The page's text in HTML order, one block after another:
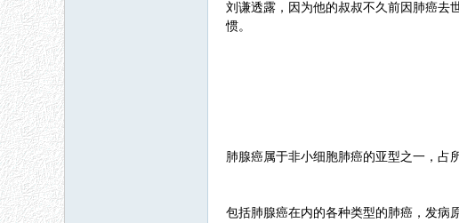
刘谦透露，因为他的叔叔不久前因肺癌去
惯。
肺腺癌属于非小细胞肺癌的亚型之一，占
包括肺腺癌在内的各种类型的肺癌，发病